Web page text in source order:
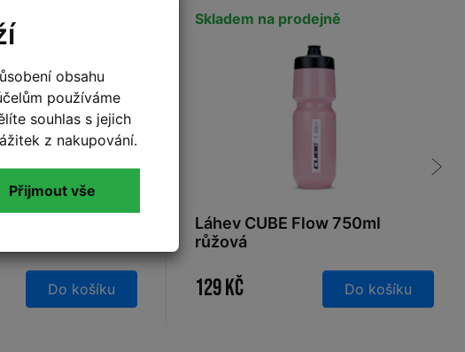
Do košíku
Skladem na prodejně
Láhev CUBE Flow 750ml
růžová
129 Kč Do košíku
obsahu
používáme
souhlas s jejich
z nakupování.
Přijmout vše